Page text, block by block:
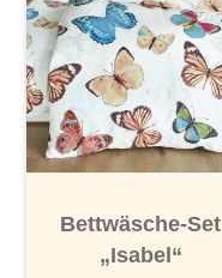
Bettwäsche-Set
„Isabel“